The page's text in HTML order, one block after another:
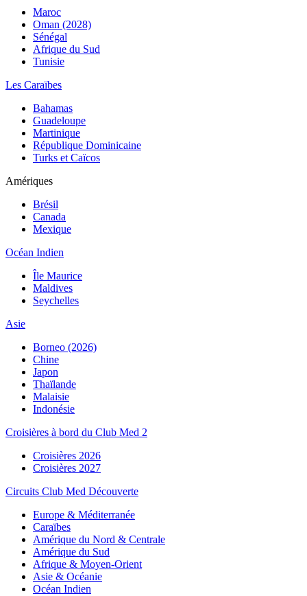
Maroc
Oman (2028)
Sénégal
Afrique du Sud
Tunisie
Les Caraïbes
Bahamas
Guadeloupe
Martinique
République Dominicaine
Turks et Caïcos
Amériques
Brésil
Canada
Mexique
Océan Indien
Île Maurice
Maldives
Seychelles
Asie
Borneo (2026)
Chine
Japon
Thaïlande
Malaisie
Indonésie
Croisières à bord du Club Med 2
Croisières 2026
Croisières 2027
Circuits Club Med Découverte
Europe & Méditerranée
Caraïbes
Amérique du Nord & Centrale
Amérique du Sud
Afrique & Moyen-Orient
Asie & Océanie
Océan Indien